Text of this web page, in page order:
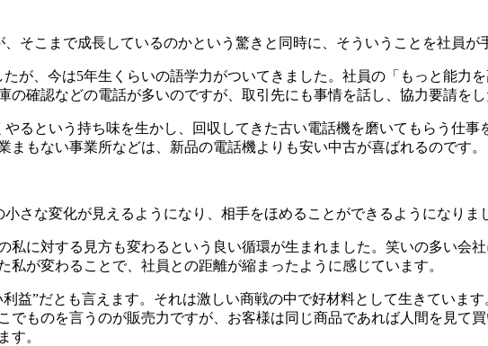
そこまで成長しているのかという驚きと同時に、そういうことを社員が
が、今は5年生くらいの語学力がついてきました。社員の「もっと能力
の確認などの電話が多いのですが、取引先にも事情を話し、協力要請を
るという持ち味を生かし、回収してきた古い電話機を磨いてもらう仕
まもない事業所などは、新品の電話機よりも安い中古が喜ばれるのです。
さな変化が見えるようになり、相手をほめることができるようになりま
に対する見方も変わるという良い循環が生まれました。笑いの多い会
私が変わることで、社員との距離が縮まったように感じています。
益”だとも言えます。それは激しい商戦の中で好材料として生きていま
でものを言うのが販売力ですが、お客様は同じ商品であれば人間を見て
す。